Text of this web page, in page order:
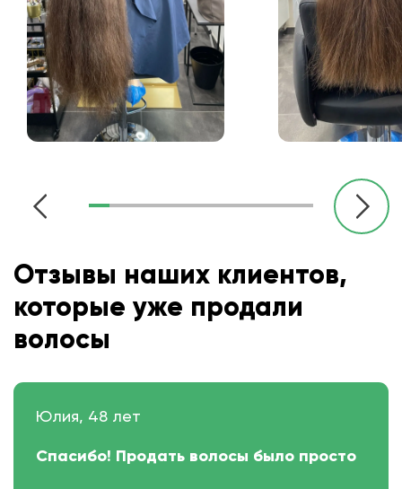
Отзывы наших клиентов,
которые уже продали
волосы
Юлия, 48 лет
Спасибо! Продать волосы было просто